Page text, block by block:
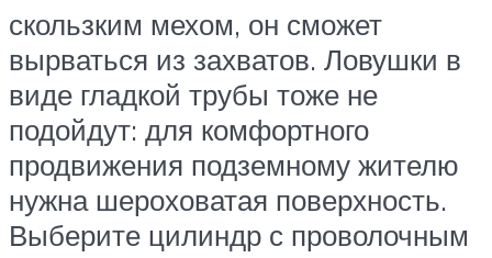
скользким мехом, он сможет
вырваться из захватов. Ловушки в
виде гладкой трубы тоже не
подойдут: для комфортного
продвижения подземному жителю
нужна шероховатая поверхность.
Выберите цилиндр с проволочным